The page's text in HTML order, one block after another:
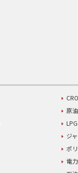
原
ジ
ポ
電